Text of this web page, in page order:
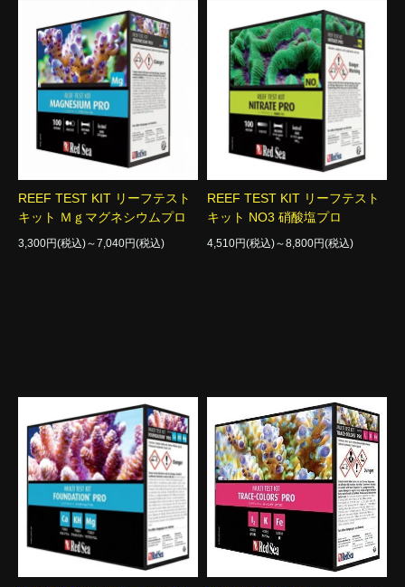
REEF TEST KIT リーフテスト
キット Ｍｇマグネシウムプロ
3,300円(税込)～7,040円(税込)
REEF TEST KIT リーフテスト
キット NO3 硝酸塩プロ
4,510円(税込)～8,800円(税込)